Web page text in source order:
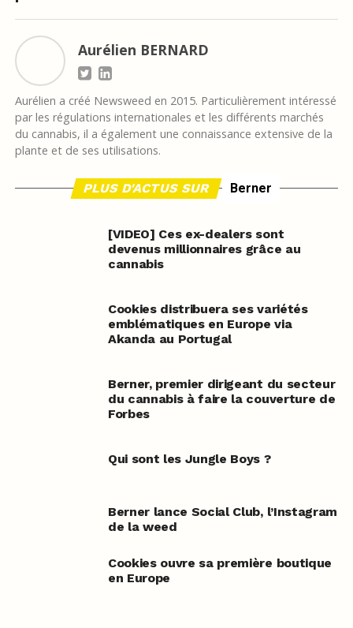
Aurélien BERNARD
Aurélien a créé Newsweed en 2015. Particulièrement intéressé
par les régulations internationales et les différents marchés
du cannabis, il a également une connaissance extensive de la
plante et de ses utilisations.
PLUS D'ACTUS SUR Berner
[VIDEO] Ces ex-dealers sont
devenus millionnaires grâce au
cannabis
Cookies distribuera ses variétés
emblématiques en Europe via
Akanda au Portugal
Berner, premier dirigeant du secteur
du cannabis à faire la couverture de
Forbes
Qui sont les Jungle Boys ?
Berner lance Social Club, l’Instagram
de la weed
Cookies ouvre sa première boutique
en Europe